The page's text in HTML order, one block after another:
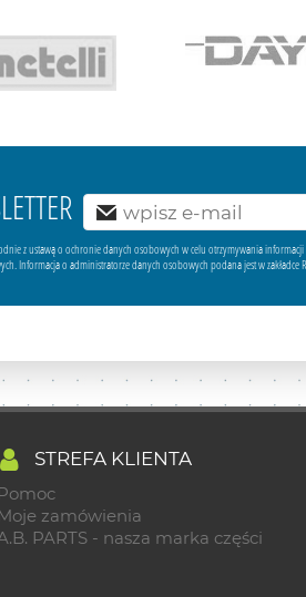
z ustawą o ochronie danych osobowych w celu otrzymywania
Informacja o administratorze danych osobowych podana jest w zakładce
STREFA KLIENTA
Pomoc
Moje zamówienia
PARTS - nasza marka części